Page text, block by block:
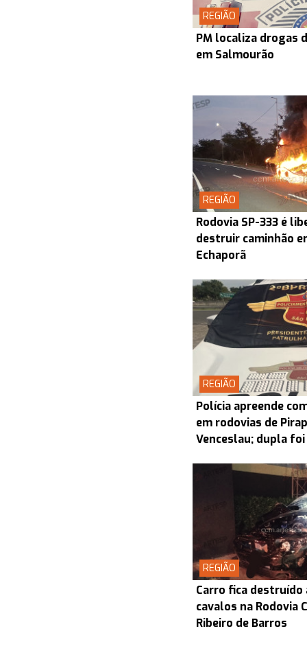
REGIÃO
PM localiza drogas
em Salmourão
REGIÃO
Rodovia SP-333 é
destruir caminhão
Echaporã
REGIÃO
Polícia apreende
em rodovias de
Venceslau; dupla
REGIÃO
Carro fica
cavalos na Rodovia
Ribeiro de Barros